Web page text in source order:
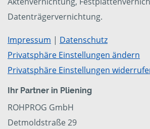
Datenträgervernichtung.
Impressum | Datenschutz
Privatsphäre Einstellungen ändern
Privatsphäre Einstellungen
Ihr Partner in Pliening
ROHPROG GmbH
Detmoldstraße 29